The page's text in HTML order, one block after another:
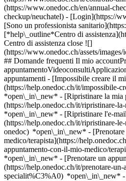
(https://www.onedoc.ch/en/annual-
checkup/neuchatel) - [Login](https://
[Sono un professionista
[*help\_outline*Centro di
Centro di assistenza close ![]
(https://www.onedoc.ch/assets/
## Domande frequenti Il mio
appuntamenti - [Impossibile creare il
(https://help.onedoc.ch/it/impossibile-
*open\_in\_new* - [Ripristinare la mia
(https://help.onedoc.ch/it/ripristinare-
*open\_in\_new* - [Ripristinare l'e-
(https://help.onedoc.ch/it/ripristinare-
onedoc) *open\_in\_new* -
medico/terapista](https://
appuntamento-con-il-mio-medico/
*open\_in\_new* - [Prenotare un
(https://help.onedoc.ch/it/prenotare-un-
specialit%C3%A0) *open\_in\_new* -